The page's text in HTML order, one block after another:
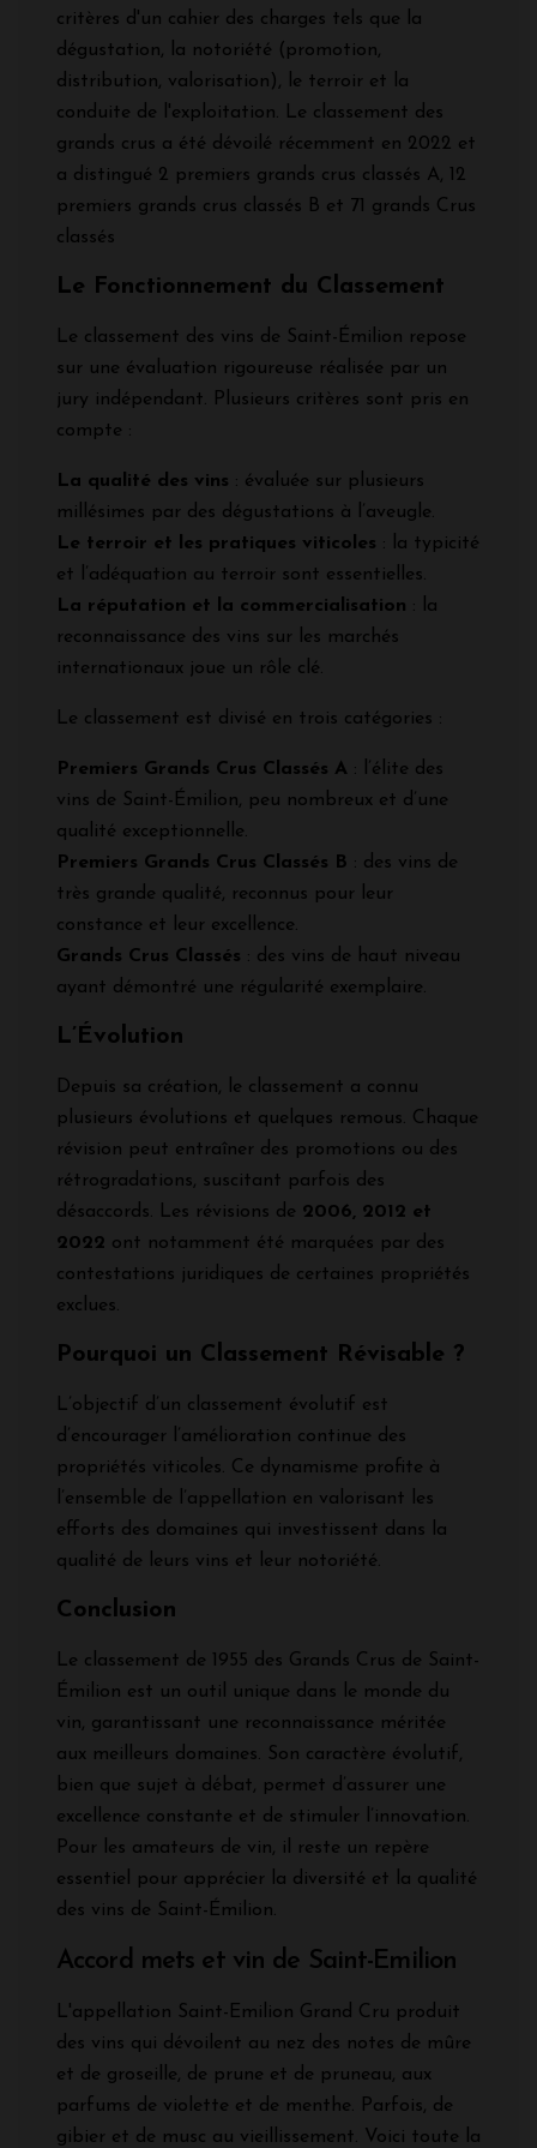
critères d'un cahier des charges tels que la
dégustation, la notoriété (promotion,
distribution, valorisation), le terroir et la
conduite de l'exploitation. Le classement des
grands crus a été dévoilé récemment en 2022 et
a distingué 2 premiers grands crus classés A, 12
premiers grands crus classés B et 71 grands Crus
classés
Le Fonctionnement du Classement
Le classement des vins de Saint-Émilion repose
sur une évaluation rigoureuse réalisée par un
jury indépendant. Plusieurs critères sont pris en
compte :
La qualité des vins : évaluée sur plusieurs
millésimes par des dégustations à l’aveugle.
Le terroir et les pratiques viticoles : la typicité
et l’adéquation au terroir sont essentielles.
La réputation et la commercialisation : la
reconnaissance des vins sur les marchés
internationaux joue un rôle clé.
Le classement est divisé en trois catégories :
Premiers Grands Crus Classés A : l’élite des
vins de Saint-Émilion, peu nombreux et d’une
qualité exceptionnelle.
Premiers Grands Crus Classés B : des vins de
très grande qualité, reconnus pour leur
constance et leur excellence.
Grands Crus Classés : des vins de haut niveau
ayant démontré une régularité exemplaire.
L’Évolution
Depuis sa création, le classement a connu
plusieurs évolutions et quelques remous. Chaque
révision peut entraîner des promotions ou des
rétrogradations, suscitant parfois des
désaccords. Les révisions de 2006, 2012 et
2022 ont notamment été marquées par des
contestations juridiques de certaines propriétés
exclues.
Pourquoi un Classement Révisable ?
L’objectif d’un classement évolutif est
d’encourager l’amélioration continue des
propriétés viticoles. Ce dynamisme profite à
l’ensemble de l’appellation en valorisant les
efforts des domaines qui investissent dans la
qualité de leurs vins et leur notoriété.
Conclusion
Le classement de 1955 des Grands Crus de Saint-
Émilion est un outil unique dans le monde du
vin, garantissant une reconnaissance méritée
aux meilleurs domaines. Son caractère évolutif,
bien que sujet à débat, permet d’assurer une
excellence constante et de stimuler l’innovation.
Pour les amateurs de vin, il reste un repère
essentiel pour apprécier la diversité et la qualité
des vins de Saint-Émilion.
Accord mets et vin de Saint-Emilion
L'appellation Saint-Emilion Grand Cru produit
des vins qui dévoilent au nez des notes de mûre
et de groseille, de prune et de pruneau, aux
parfums de violette et de menthe. Parfois, de
gibier et de musc au vieillissement. Voici toute la